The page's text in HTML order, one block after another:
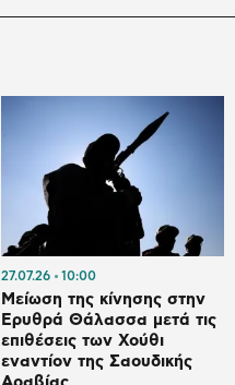
27.07.26 10:00
Μείωση της κίνησης στην
Ερυθρά Θάλασσα μετά τις
επιθέσεις των Χούθι
εναντίον της Σαουδικής